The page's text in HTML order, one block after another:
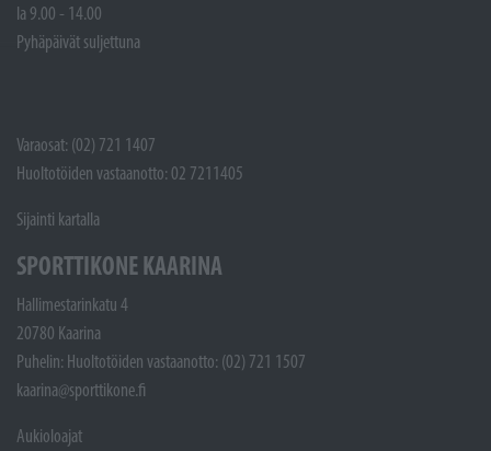
la 9.00 - 14.00
Pyhäpäivät suljettuna
Varaosat: (02) 721 1407
Huoltotöiden vastaanotto: 02 7211405
Sijainti kartalla
SPORTTIKONE KAARINA
Hallimestarinkatu 4
20780 Kaarina
Puhelin: Huoltotöiden vastaanotto: (02) 721 1507
kaarina@sporttikone.fi
Aukioloajat